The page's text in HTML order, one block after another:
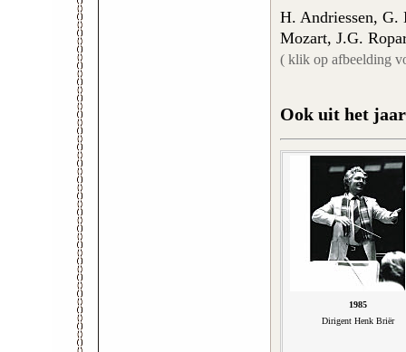
H. Andriessen, G.
Mozart, J.G.
( klik op afbeelding
Ook uit het
1985
Dirigent Henk Briër